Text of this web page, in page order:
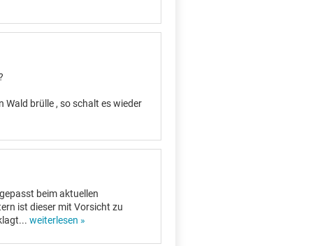
Wald brülle , so schalt es wieder
beim aktuellen
ist dieser mit Vorsicht zu
... weiterlesen »